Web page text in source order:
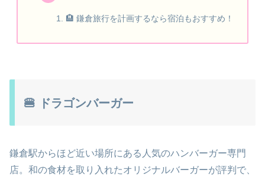
🏨 鎌倉旅行を計画するなら宿泊もおすすめ！
🍔 ドラゴンバーガー
鎌倉駅からほど近い場所にある人気のハンバーガー専門
店。和の食材を取り入れたオリジナルバーガーが評判で、